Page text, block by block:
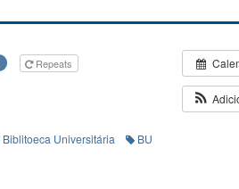
Repeats
Biblitoeca Universitária
BU